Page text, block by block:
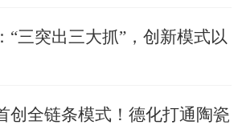
“三突出三大抓”，创新模式以
创全链条模式！德化打通陶瓷